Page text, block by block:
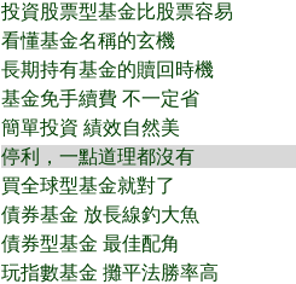
投資股票型基金比股票容易
看懂基金名稱的玄機
長期持有基金的贖回時機
基金免手續費 不一定省
簡單投資 績效自然美
停利，一點道理都沒有
買全球型基金就對了
債券基金 放長線釣大魚
債券型基金 最佳配角
玩指數基金 攤平法勝率高